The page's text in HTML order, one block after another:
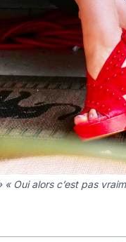
« Oui alors c’est pas